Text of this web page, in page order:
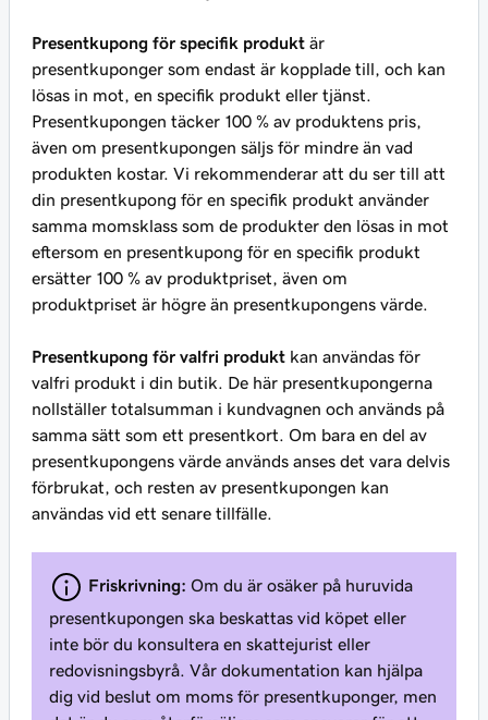
Presentkupong för specifik produkt är
presentkuponger som endast är kopplade till, och kan
lösas in mot, en specifik produkt eller tjänst.
Presentkupongen täcker 100 % av produktens pris,
även om presentkupongen säljs för mindre än vad
produkten kostar. Vi rekommenderar att du ser till att
din presentkupong för en specifik produkt använder
samma momsklass som de produkter den lösas in mot
eftersom en presentkupong för en specifik produkt
ersätter 100 % av produktpriset, även om
produktpriset är högre än presentkupongens värde.
Presentkupong för valfri produkt kan användas för
valfri produkt i din butik. De här presentkupongerna
nollställer totalsumman i kundvagnen och används på
samma sätt som ett presentkort. Om bara en del av
presentkupongens värde används anses det vara delvis
förbrukat, och resten av presentkupongen kan
användas vid ett senare tillfälle.
Friskrivning: Om du är osäker på huruvida
presentkupongen ska beskattas vid köpet eller
inte bör du konsultera en skattejurist eller
redovisningsbyrå. Vår dokumentation kan hjälpa
dig vid beslut om moms för presentkuponger, men